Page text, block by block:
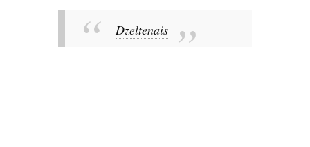
Dzeltenais